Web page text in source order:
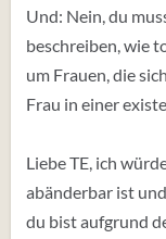
Und: Nein, du
beschreiben, wie
um Frauen, die
Frau in einer
Liebe TE, ich
abänderbar ist
du bist aufgrund